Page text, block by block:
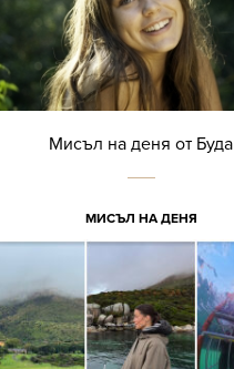
Мисъл на деня от Буда
МИСЪЛ НА ДЕНЯ